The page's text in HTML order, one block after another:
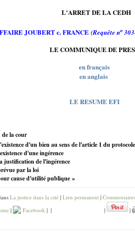
L'ARRET DE LA CEDH
JOUBERT c. FRANCE (Requête no
LE COMMUNIQUE DE
en français
en anglais
LE RESUME EFI
la cour
d'un bien au sens de l'article 1 du
d'une ingérence
justification de l'ingérence
par la loi
cause d'utilité publique »
La justice dans la cité | Lien permanent |
| Facebook | | | |